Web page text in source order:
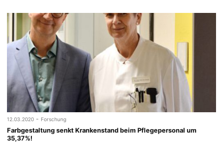
12.03.2020 - Forschung
Farbgestaltung senkt Krankenstand beim Pflegepersonal um
35,37%!